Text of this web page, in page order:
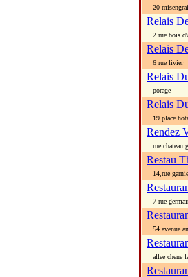
20
Relais
2 rue bois
Relais
6 rue livier
Relais
porage
Relais
19 place
Rendez
rue chateau
Restau
14,rue
7 rue
54 avenue
allee chene